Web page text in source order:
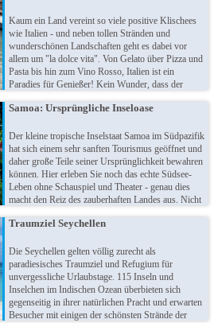
Neue faszinieren!
Kaum ein Land vereint so viele positive Klischees
wie Italien - und neben tollen Stränden und
wunderschönen Landschaften geht es dabei vor
allem um "la dolce vita". Von Gelato über Pizza und
Pasta bis hin zum Vino Rosso, Italien ist ein
Paradies für Genießer! Kein Wunder, dass der
Urlaubszielen der Deutschen zählt, denn vor Ort
Versuchungen. Ciao, bella Italia!
Samoa: Ursprüngliche Inseloase
Der kleine tropische Inselstaat Samoa im Südpazifik
hat sich einem sehr sanften Tourismus geöffnet und
daher große Teile seiner Ursprünglichkeit bewahren
können. Hier erleben Sie noch das echte Südsee-
Leben ohne Schauspiel und Theater - genau dies
macht den Reiz des zauberhaften Landes aus. Nicht
Stränden, perfekt zum Entspannen und Abschalten!
Traumziel Seychellen
Die Seychellen gelten völlig zurecht als
paradiesisches Traumziel und Refugium für
unvergessliche Urlaubstage. 115 Inseln und
Inselchen im Indischen Ozean überbieten sich
gegenseitig in ihrer natürlichen Pracht und erwarten
Besucher mit einigen der schönsten Strände der